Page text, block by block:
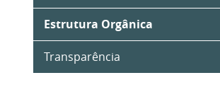
Estrutura Orgânica
Transparência